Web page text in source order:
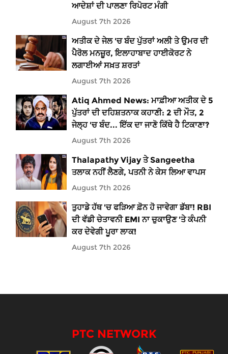
ਆਦੇਸ਼ਾਂ ਦੀ ਪਾਲਣਾ ਰਿਪੋਰਟ ਮੰਗੀ
August 7th 2026
ਅਤੀਕ ਦੇ ਜੇਲ 'ਚ ਬੰਦ ਪੁੱਤਰਾਂ ਅਲੀ ਤੇ ਉਮਰ ਦੀ
ਪੈਰੋਲ ਮਨਜ਼ੂਰ, ਇਲਾਹਾਬਾਦ ਹਾਈਕੋਰਟ ਨੇ
ਲਗਾਈਆਂ ਸਖ਼ਤ ਸ਼ਰਤਾਂ
August 7th 2026
Atiq Ahmed News: ਮਾਫ਼ੀਆ ਅਤੀਕ ਦੇ 5
ਪੁੱਤਰਾਂ ਦੀ ਦਹਿਸ਼ਤਨਾਕ ਕਹਾਣੀ: 2 ਦੀ ਮੌਤ, 2
ਜੇਲ੍ਹ 'ਚ ਬੰਦ... ਇੱਕ ਦਾ ਜਾਣੋ ਕਿੱਥੇ ਹੈ ਟਿਕਾਣਾ?
August 7th 2026
Thalapathy Vijay ਤੇ Sangeetha
ਤਲਾਕ ਨਹੀਂ ਲੈਣਗੇ, ਪਤਨੀ ਨੇ ਕੇਸ ਲਿਆ ਵਾਪਸ
August 7th 2026
ਤੁਹਾਡੇ ਹੱਥ 'ਚ ਫੜਿਆ ਫ਼ੋਨ ਹੋ ਜਾਵੇਗਾ ਡੱਬਾ! RBI
ਦੀ ਵੱਡੀ ਚੇਤਾਵਨੀ EMI ਨਾ ਚੁਕਾਉਣ 'ਤੇ ਕੰਪਨੀ
ਕਰ ਦੇਵੇਗੀ ਪੂਰਾ ਲਾਕ!
August 7th 2026
PTC NETWORK